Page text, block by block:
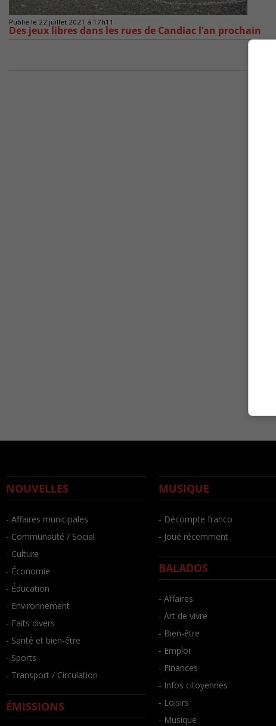
Publié le 22 juillet 2021 à 17h11
Des jeux libres dans les rues de Candiac l’an prochain
NOUVELLES
- Affaires municipales
- Communauté / Social
- Culture
- Économie
- Éducation
- Environnement
- Faits divers
- Santé et bien-être
- Sports
- Transport / Circulation
ÉMISSIONS
MUSIQUE
- Décompte franco
- Joué récemment
BALADOS
- Affaires
- Art de vivre
- Bien-être
- Emploi
- Finances
- Infos citoyennes
- Loisirs
- Musique